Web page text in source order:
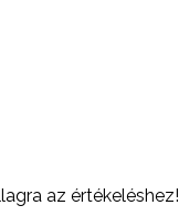
az értékeléshez!